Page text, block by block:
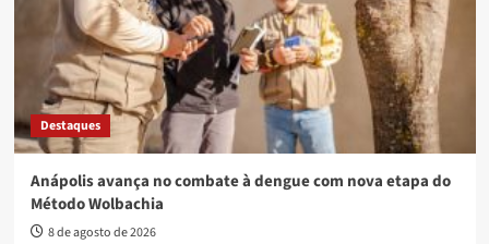
Destaques
Anápolis avança no combate à dengue com nova etapa do
Método Wolbachia
8 de agosto de 2026